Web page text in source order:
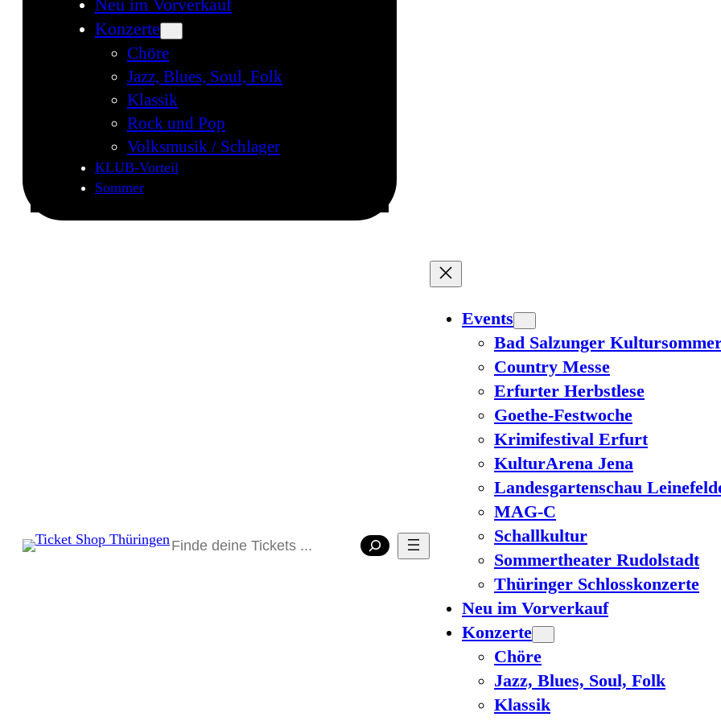
Neu im Vorverkauf
Konzerte
Chöre
Jazz, Blues, Soul, Folk
Klassik
Rock und Pop
Volksmusik / Schlager
KLUB-Vorteil
Sommer
Suchen
Events
Bad Salzunger
Country Messe
Erfurter Herbstlese
Goethe-Festwoche
Krimifestival Erfurt
KulturArena Jena
Landesgartenschau
MAG-C
Schallkultur
Sommertheater Rudolstadt
Thüringer Schlosskonzerte
Neu im Vorverkauf
Konzerte
Chöre
Jazz, Blues, Soul, Folk
Klassik